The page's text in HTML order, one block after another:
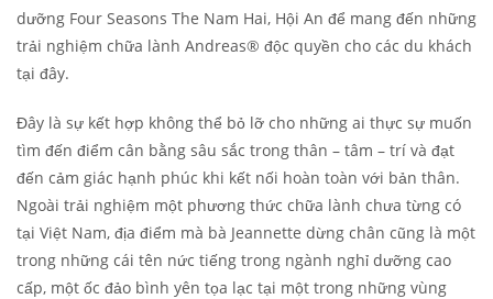
dưỡng Four Seasons The Nam Hai, Hội An để mang đến những
trải nghiệm chữa lành Andreas® độc quyền cho các du khách
tại đây.
Đây là sự kết hợp không thể bỏ lỡ cho những ai thực sự muốn
tìm đến điểm cân bằng sâu sắc trong thân – tâm – trí và đạt
đến cảm giác hạnh phúc khi kết nối hoàn toàn với bản thân.
Ngoài trải nghiệm một phương thức chữa lành chưa từng có
tại Việt Nam, địa điểm mà bà Jeannette dừng chân cũng là một
trong những cái tên nức tiếng trong ngành nghỉ dưỡng cao
cấp, một ốc đảo bình yên tọa lạc tại một trong những vùng